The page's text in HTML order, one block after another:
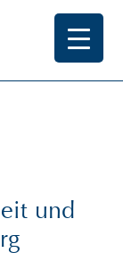
und